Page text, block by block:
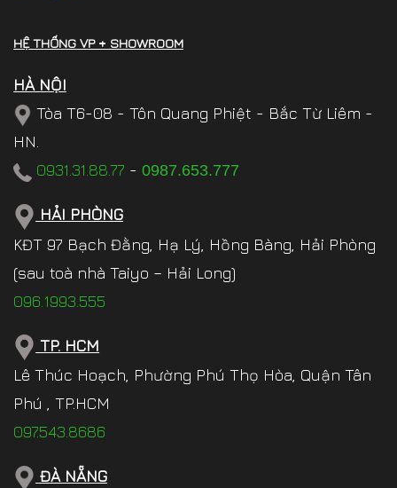
HỆ THỐNG VP + SHOWROOM
HÀ NỘI
Tòa T6-08 - Tôn Quang Phiệt - Bắc Từ Liêm -
HN.
0931.31.88.77 - 0987.653.777
HẢI PHÒNG
KĐT 97 Bạch Đằng, Hạ Lý, Hồng Bàng, Hải Phòng
(sau toà nhà Taiyo – Hải Long)
096.1993.555
TP. HCM
Lê Thúc Hoạch, Phường Phú Thọ Hòa, Quận Tân
Phú , TP.HCM
097.543.8686
ĐÀ NẴNG